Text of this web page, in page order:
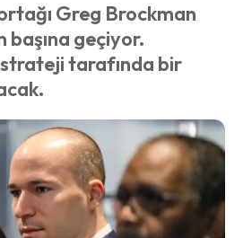
Greg Brockman
geçiyor.
tarafında bir